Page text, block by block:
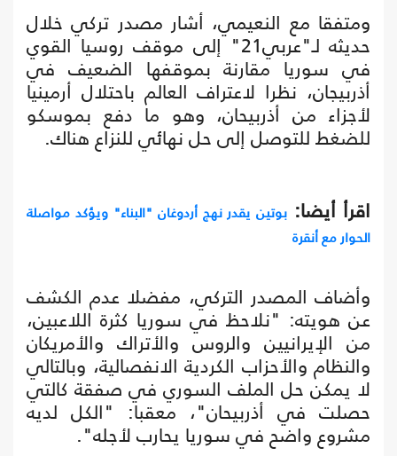
ومتفقا مع النعيمي، أشار مصدر تركي خلال
حديثه لـ"عربي21" إلى موقف روسيا القوي
في سوريا مقارنة بموقفها الضعيف في
أذربيجان، نظرا لاعتراف العالم باحتلال أرمينيا
لأجزاء من أذربيحان، وهو ما دفع بموسكو
للضغط للتوصل إلى حل نهائي للنزاع هناك.
اقرأ أيضا: بوتين يقدر نهج أردوغان "البناء" ويؤكد مواصلة
الحوار مع أنقرة
وأضاف المصدر التركي، مفضلا عدم الكشف
عن هويته: "نلاحظ في سوريا كثرة اللاعبين،
من الإيرانيين والروس والأتراك والأمريكان
والنظام والأحزاب الكردية الانفصالية، وبالتالي
لا يمكن حل الملف السوري في صفقة كالتي
حصلت في أذربيحان"، معقبا: "الكل لديه
مشروع واضح في سوريا يحارب لأجله".